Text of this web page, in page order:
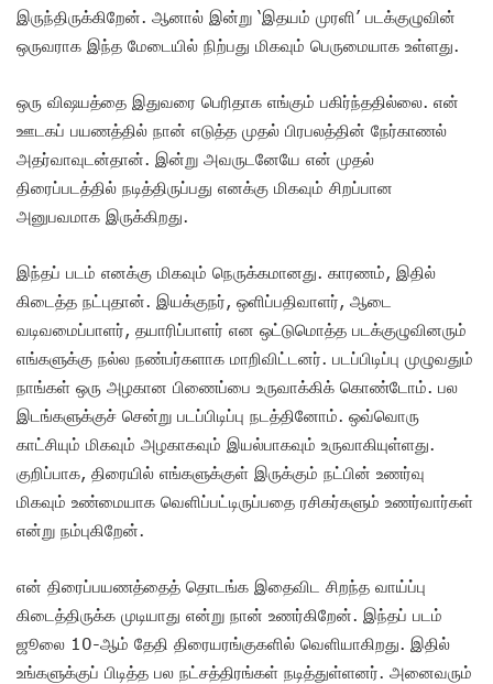
இருந்திருக்கிறேன். ஆனால் இன்று ‘இதயம் முரளி’ படக்குழுவின்
ஒருவராக இந்த மேடையில் நிற்பது மிகவும் பெருமையாக உள்ளது.
ஒரு விஷயத்தை இதுவரை பெரிதாக எங்கும் பகிர்ந்ததில்லை. என்
ஊடகப் பயணத்தில் நான் எடுத்த முதல் பிரபலத்தின் நேர்காணல்
அதர்வாவுடன்தான். இன்று அவருடனேயே என் முதல்
திரைப்படத்தில் நடித்திருப்பது எனக்கு மிகவும் சிறப்பான
அனுபவமாக இருக்கிறது.
இந்தப் படம் எனக்கு மிகவும் நெருக்கமானது. காரணம், இதில்
கிடைத்த நட்புதான். இயக்குநர், ஒளிப்பதிவாளர், ஆடை
வடிவமைப்பாளர், தயாரிப்பாளர் என ஒட்டுமொத்த படக்குழுவினரும்
எங்களுக்கு நல்ல நண்பர்களாக மாறிவிட்டனர். படப்பிடிப்பு முழுவதும்
நாங்கள் ஒரு அழகான பிணைப்பை உருவாக்கிக் கொண்டோம். பல
இடங்களுக்குச் சென்று படப்பிடிப்பு நடத்தினோம். ஒவ்வொரு
காட்சியும் மிகவும் அழகாகவும் இயல்பாகவும் உருவாகியுள்ளது.
குறிப்பாக, திரையில் எங்களுக்குள் இருக்கும் நட்பின் உணர்வு
மிகவும் உண்மையாக வெளிப்பட்டிருப்பதை ரசிகர்களும் உணர்வார்கள்
என்று நம்புகிறேன்.
என் திரைப்பயணத்தைத் தொடங்க இதைவிட சிறந்த வாய்ப்பு
கிடைத்திருக்க முடியாது என்று நான் உணர்கிறேன். இந்தப் படம்
ஜூலை 10-ஆம் தேதி திரையரங்குகளில் வெளியாகிறது. இதில்
உங்களுக்குப் பிடித்த பல நட்சத்திரங்கள் நடித்துள்ளனர். அனைவரும்